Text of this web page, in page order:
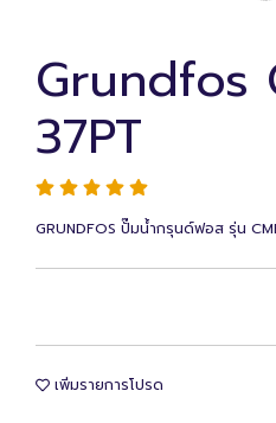
Grundfos
37PT
GRUNDFOS ปั๊มน้ำกรุนด์ฟอส รุ่น
เพิ่มรายการโปรด